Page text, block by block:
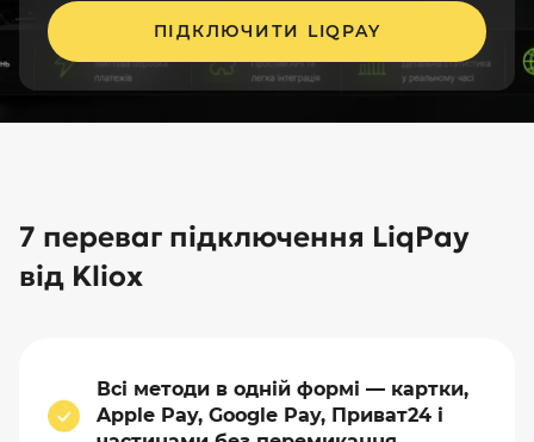
ПІДКЛЮЧИТИ LIQPAY
7 переваг підключення LiqPay
від Kliox
Всі методи в одній формі — картки,
Apple Pay, Google Pay, Приват24 і